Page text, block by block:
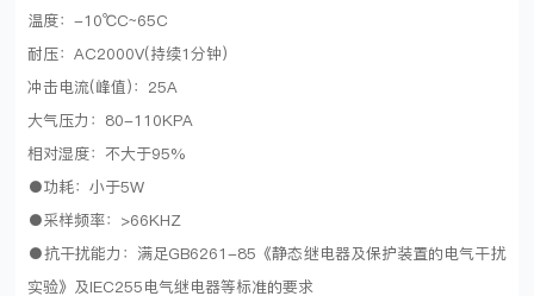
温度：-10℃C~65C
耐压：AC2000V(持续1分钟)
冲击电流(峰值)：25A
大气压力：80-110KPA
相对湿度：不大于95%
●功耗：小于5W
●采样频率：>66KHZ
●抗干扰能力：满足GB6261-85《静态继电器及保护装置的电气干扰
实验》及IEC255电气继电器等标准的要求